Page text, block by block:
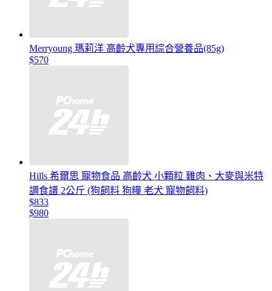
Merryoung 瑪莉洋 高齡犬專用綜合營養品(85g)
$570
Hills 希爾思 寵物食品 高齡犬 小顆粒 雞肉、大麥與米特
調食譜 2公斤 (狗飼料 狗糧 老犬 寵物飼料)
$833
$980